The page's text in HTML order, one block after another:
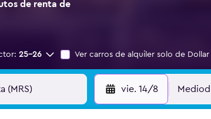
de renta de
25-26 Ver carros de alquiler solo de Dollar
vie. 14/8